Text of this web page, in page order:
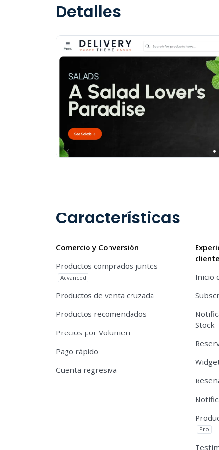
Detalles
Características
Comercio y Conversión
Productos comprados juntos
Advanced
Productos de venta cruzada
Productos recomendados
Precios por Volumen
Pago rápido
Cuenta regresiva
Inicio
Stock
Pro